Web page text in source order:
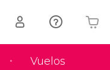
Vuelos
Tu carrito está vacío